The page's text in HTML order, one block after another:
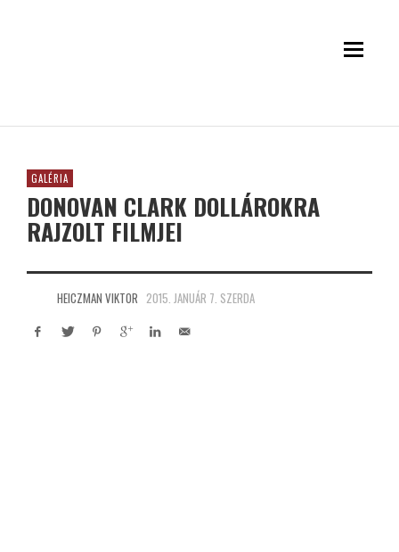
GALÉRIA
DONOVAN CLARK DOLLÁROKRA
RAJZOLT FILMJEI
HEICZMAN VIKTOR 2015. JANUÁR 7. SZERDA